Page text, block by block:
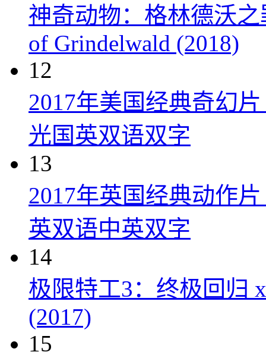
神奇动物：格林德沃之
of Grindelwald (2018)
12
2017年美国经典奇幻
光国英双语双字
13
2017年英国经典动作
英双语中英双字
14
极限特工3：终极回归
(2017)
15